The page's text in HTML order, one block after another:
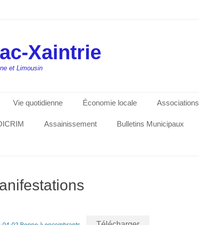
Xaintrie
et Limousin
Vie quotidienne Économie locale Associations
Assainissement Bulletins Municipaux